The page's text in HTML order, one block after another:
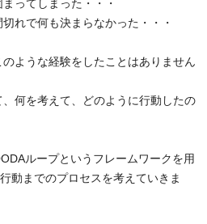
動までのプロセスを考えていきま